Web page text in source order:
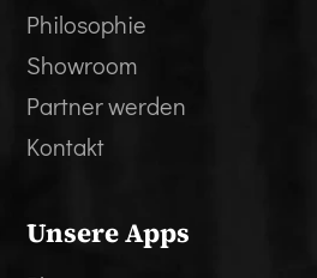
Philosophie
Showroom
Partner werden
Kontakt
Unsere Apps